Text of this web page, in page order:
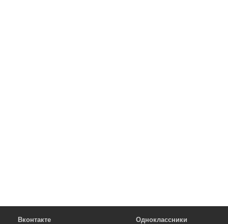
Вконтакте
Одноклассники